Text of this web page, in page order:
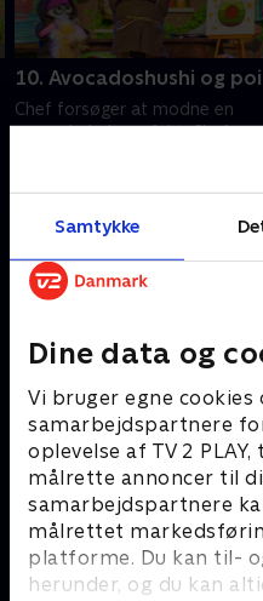
Samtykke
Dine data og
Vi bruger egne cookies
samarbejdspartnere
oplevelse af TV 2
målrette annoncer til
samarbejdspartnere
målrettet
platforme. Du kan til-
herunder, og du kan
10. Avocadoshushi og poi
Chef forsøger at modne en
avocado helt perfekt. Chef
Alvinnn!!! og de